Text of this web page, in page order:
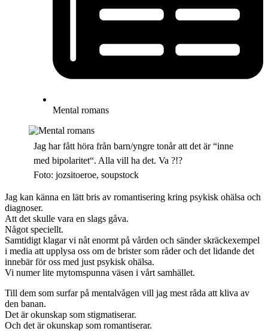
Mental romans
Jag har fått höra från barn/yngre tonår att det är “inne
med bipolaritet“. Alla vill ha det. Va ?!?
Foto: jozsitoeroe, soupstock
Jag kan känna en lätt bris av romantisering kring psykisk ohälsa och
diagnoser.
Att det skulle vara en slags gåva.
Något speciellt.
Samtidigt klagar vi nåt enormt på vården och sänder skräckexempel
i media att upplysa oss om de brister som råder och det lidande det
innebär för oss med just psykisk ohälsa.
Vi numer lite mytomspunna väsen i vårt samhället.
Till dem som surfar på mentalvågen vill jag mest råda att kliva av
den banan.
Det är okunskap som stigmatiserar.
Och det är okunskap som romantiserar.